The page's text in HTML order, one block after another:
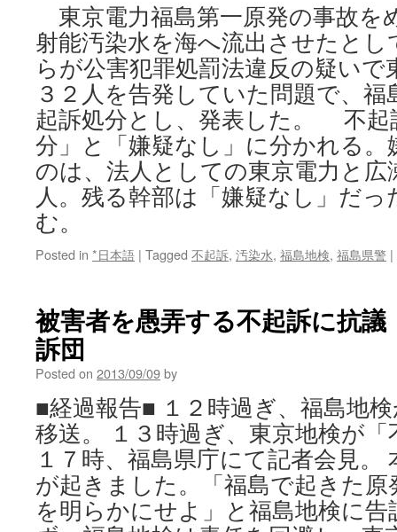
東京電力福島第一原発の事故を
射能汚染水を海へ流出させたとし
らが公害犯罪処罰法違反の疑い
３２人を告発していた問題で、
起訴処分とし、発表した。 不起
分」と「嫌疑なし」に分かれる
のは、法人としての東京電力と広
人。残る幹部は「嫌疑なし」だ
む。
Posted in *日本語 | Tagged 不起訴, 汚染水, 福島地検, 福島県警 |
被害者を愚弄する不起訴に抗
訴団
Posted on 2013/09/09by
■経過報告■ １２時過ぎ、福島地
移送。 １３時過ぎ、東京地検が
１７時、福島県庁にて記者会見。
が起きました。「福島で起きた
を明らかにせよ」と福島地検に